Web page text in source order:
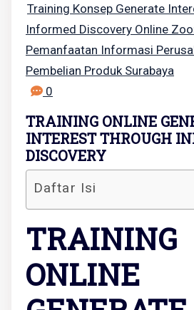
Training Konsep Generate
Informed Discovery Online
Pemanfaatan Informasi
Pembelian Produk Surabaya
0
TRAINING ONLINE
INTEREST THROUGH
DISCOVERY
Daftar Isi
TRAINING
ONLINE